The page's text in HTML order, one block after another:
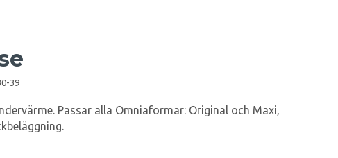
39
Passar alla Omniaformar: Original och Maxi,